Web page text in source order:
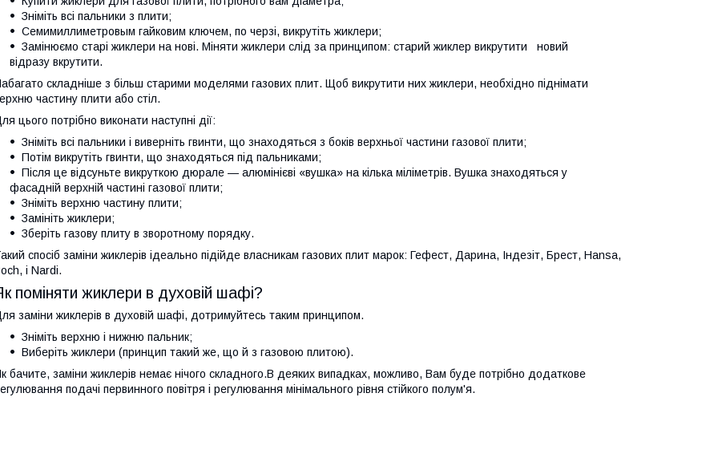
Зніміть всі пальники з плити;
Семимиллиметровым гайковим ключем, по черзі, викрутіть жиклери;
Замінюємо старі жиклери на нові. Міняти жиклери слід за принципом: старий жиклер викрутити новий
відразу вкрутити.
складніше з більш старими моделями газових плит. Щоб викрутити них жиклери, необхідно піднімати
частину плити або стіл.
цього потрібно виконати наступні дії:
Зніміть всі пальники і виверніть гвинти, що знаходяться з боків верхньої частини газової плити;
Потім викрутіть гвинти, що знаходяться під пальниками;
Після це відсуньте викруткою дюрале — алюмінієві «вушка» на кілька міліметрів. Вушка знаходяться у
фасадній верхній частині газової плити;
Зніміть верхню частину плити;
Замініть жиклери;
Зберіть газову плиту в зворотному порядку.
спосіб заміни жиклерів ідеально підійде власникам газових плит марок: Гефест, Дарина, Індезіт, Брест, Hansa,
і Nardi.
поміняти жиклери в духовій шафі?
заміни жиклерів в духовій шафі, дотримуйтесь таким принципом.
Зніміть верхню і нижню пальник;
Виберіть жиклери (принцип такий же, що й з газовою плитою).
бачите, заміни жиклерів немає нічого складного.В деяких випадках, можливо, Вам буде потрібно додаткове
подачі первинного повітря і регулювання мінімального рівня стійкого полум'я.